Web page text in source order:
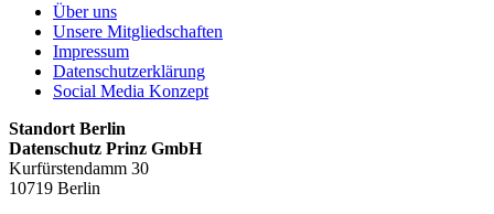
Über uns
Unsere Mitgliedschaften
Impressum
Datenschutzerklärung
Social Media Konzept
Standort Berlin
Datenschutz Prinz GmbH
Kurfürstendamm 30
10719 Berlin